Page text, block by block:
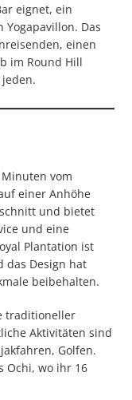
eignet, ein
Das
einen
im Round Hill
vom
einer Anhöhe
und bietet
und eine
Plantation ist
das Design hat
beibehalten.
traditioneller
Aktivitäten sind
Golfen.
Ochi, wo ihr 16